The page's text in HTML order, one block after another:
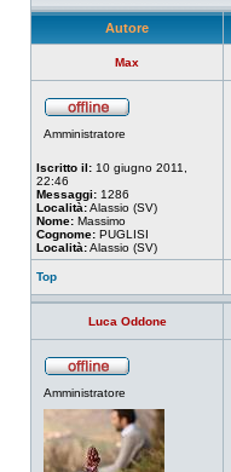
Autore
Max
Amministratore
Iscritto il: 10 giugno 2011,
22:46
Messaggi: 1286
Località:Alassio (SV)
Nome: Massimo
Cognome: PUGLISI
Località:Alassio (SV)
Top
Luca Oddone
Amministratore